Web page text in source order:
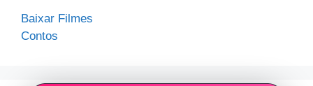
Baixar Filmes
Contos